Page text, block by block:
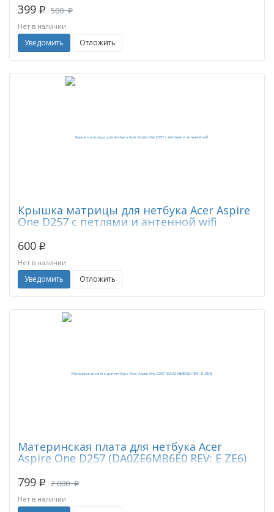
399 p 500 p
Нет в наличии
Уведомить Отложить
Крышка матрицы для нетбука Acer Aspire
One D257 с петлями и антенной wifi
600 p
Нет в наличии
Уведомить Отложить
Материнская плата для нетбука Acer
Aspire One D257 (DA0ZE6MB6E0 REV: E ZE6)
799 p 2 000 p
Нет в наличии